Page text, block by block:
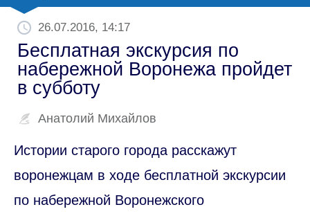
26.07.2016, 14:17
Бесплатная экскурсия по
набережной Воронежа пройдет
в субботу
Анатолий Михайлов
Истории старого города расскажут
воронежцам в ходе бесплатной экскурсии
по набережной Воронежского